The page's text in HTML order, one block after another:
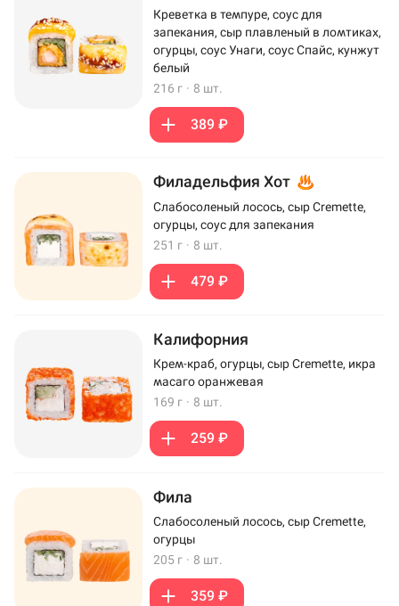
Креветка в темпуре, соус для
запекания, сыр плавленый в ломтиках,
огурцы, соус Унаги, соус Спайс, кунжут
белый
216 г · 8 шт.
389 ₽
Филадельфия Хот
Слабосоленый лосось, сыр Cremette,
огурцы, соус для запекания
251 г · 8 шт.
479 ₽
Калифорния
Крем-краб, огурцы, сыр Cremette, икра
масаго оранжевая
169 г · 8 шт.
259 ₽
Фила
Слабосоленый лосось, сыр Cremette,
огурцы
205 г · 8 шт.
359 ₽